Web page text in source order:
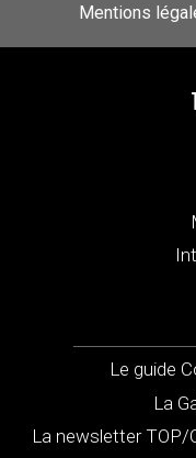
Mentions
Le guide
La
La newsletter TOP/